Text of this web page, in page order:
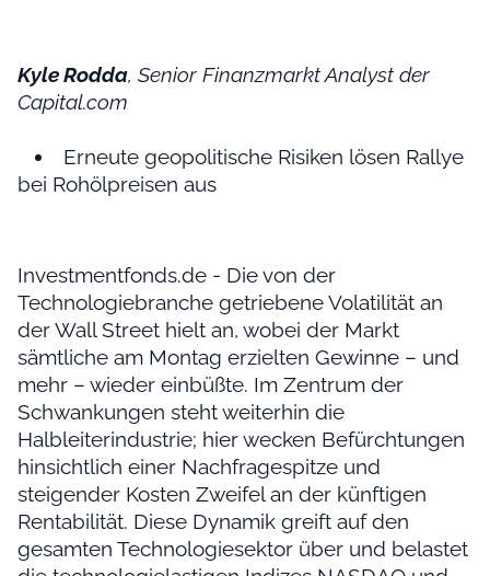
Kyle Rodda, Senior Finanzmarkt Analyst der
Capital.com
Erneute geopolitische Risiken lösen Rallye
bei Rohölpreisen aus
Investmentfonds.de - Die von der
Technologiebranche getriebene Volatilität an
der Wall Street hielt an, wobei der Markt
sämtliche am Montag erzielten Gewinne – und
mehr – wieder einbüßte. Im Zentrum der
Schwankungen steht weiterhin die
Halbleiterindustrie; hier wecken Befürchtungen
hinsichtlich einer Nachfragespitze und
steigender Kosten Zweifel an der künftigen
Rentabilität. Diese Dynamik greift auf den
gesamten Technologiesektor über und belastet